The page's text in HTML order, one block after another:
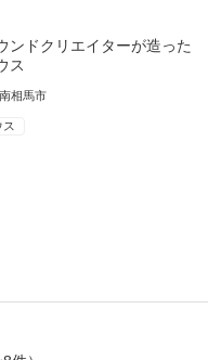
ンドクリエイターが造った
ス
南相馬市